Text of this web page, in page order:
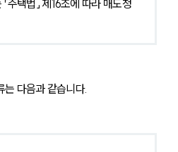
주택법」 제16조에 따라 매도청
는 다음과 같습니다.